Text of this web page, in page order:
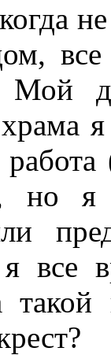
все
Мой
но я
все